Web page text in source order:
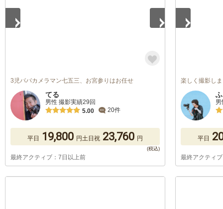
3児パパカメラマン七五三、お宮参りはお任せ
てる
男性 撮影実績29回
5.00
20件
平日 19,800 円土日祝 23,760 円
最終アクティブ：7日以上前
楽しく撮影し
平日
最終アクティ